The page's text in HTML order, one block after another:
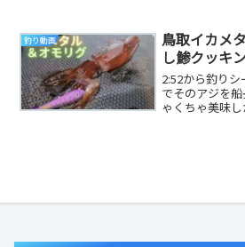
釣り動画
鳥取イカメ
し鯵クッキ
2:52から釣り
でそのアジを
ゃくちゃ美味